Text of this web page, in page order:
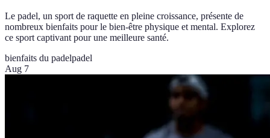
Le padel, un sport de raquette en pleine croissance, présente de
nombreux bienfaits pour le bien-être physique et mental. Explorez
ce sport captivant pour une meilleure santé.
bienfaits du padelpadel
Aug 7